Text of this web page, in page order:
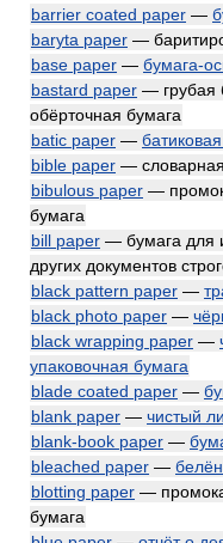
barrier coated paper —
baryta paper —
base paper — бумага-
bastard paper — грубая
обёрточная бумага
batic paper —
bible paper —
bibulous paper —
бумага
bill paper — бумага для
других документов
black pattern paper —
black photo paper —
black wrapping paper —
упаковочная бумага
blade coated paper —
blank paper — чистый
blank-book paper —
bleached paper —
blotting paper —
бумага